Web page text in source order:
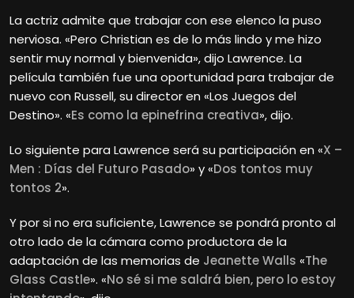
La actriz admite que trabajar con ese elenco la puso
nerviosa. «Pero Christian es de lo más lindo y me hizo
sentir muy normal y bienvenida», dijo Lawrence. La
película también fue una oportunidad para trabajar de
nuevo con Russell, su director en «Los Juegos del
Destino». «Es como la epinefrina creativa», dijo.
Lo siguiente para Lawrence será su participación en «X –
Men : Días del Futuro Pasado» y «Dos tontos muy
tontos 2».
Y por si no era suficiente, Lawrence se pondrá pronto al
otro lado de la cámara como productora de la
adaptación de las memorias de Jeanette Walls «The
Glass Castle». «No sé si me saldrá bien, pero lo estoy